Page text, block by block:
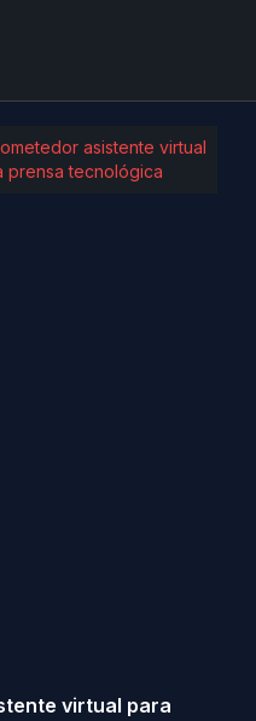
asistente virtual
prensa tecnológica
virtual para